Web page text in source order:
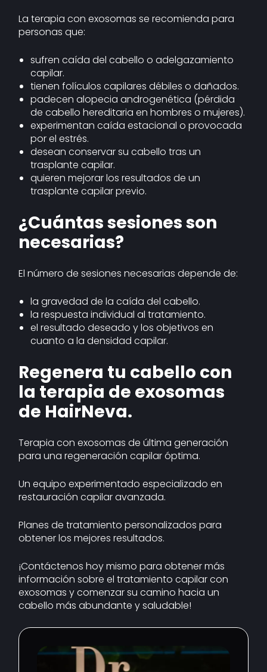
La terapia con exosomas se recomienda para
personas que:
sufren caída del cabello o adelgazamiento
capilar.
tienen folículos capilares débiles o dañados.
padecen alopecia androgenética (pérdida
de cabello hereditaria en hombres o mujeres).
experimentan caída estacional o provocada
por el estrés.
desean conservar su cabello tras un
trasplante capilar.
quieren mejorar los resultados de un
trasplante capilar previo.
¿Cuántas sesiones son
necesarias?
El número de sesiones necesarias depende de:
la gravedad de la caída del cabello.
la respuesta individual al tratamiento.
el resultado deseado y los objetivos en
cuanto a la densidad capilar.
Regenera tu cabello con
la terapia de exosomas
de HairNeva.
Terapia con exosomas de última generación
para una regeneración capilar óptima.
Un equipo experimentado especializado en
restauración capilar avanzada.
Planes de tratamiento personalizados para
obtener los mejores resultados.
¡Contáctenos hoy mismo para obtener más
información sobre el tratamiento capilar con
exosomas y comenzar su camino hacia un
cabello más abundante y saludable!